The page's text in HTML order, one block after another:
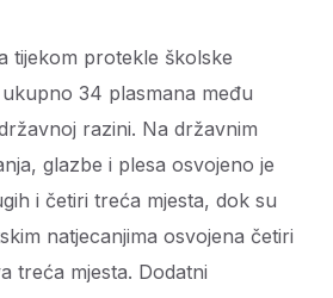
tijekom protekle školske
34 plasmana među
razini. Na državnim
glazbe i plesa osvojeno je
i četiri treća mjesta, dok su
natjecanjima osvojena četiri
treća mjesta. Dodatni